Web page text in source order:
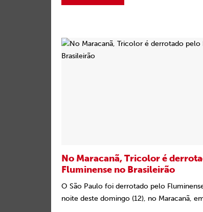
No Maracanã, Tricolor é
Fluminense no Brasileirão
O São Paulo foi derrotado pelo
noite deste domingo (12), no Maracanã,